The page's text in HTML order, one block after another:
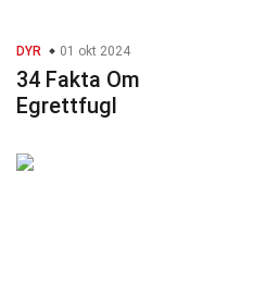
DYR 01 okt 2024
34 Fakta Om
Egrettfugl